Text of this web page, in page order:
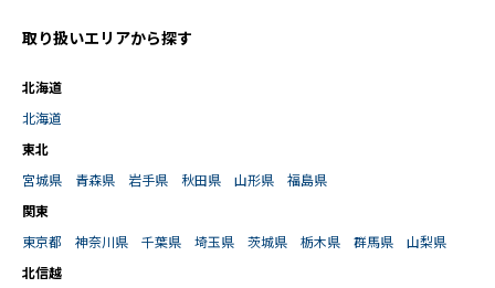
取り扱いエリアから探す
北海道
北海道
東北
宮城県
青森県 岩手県 秋田県 山形県
福島県
関東
東京都
神奈川県 千葉県 埼玉県 茨城県 栃木県 群馬県
山梨県
北信越